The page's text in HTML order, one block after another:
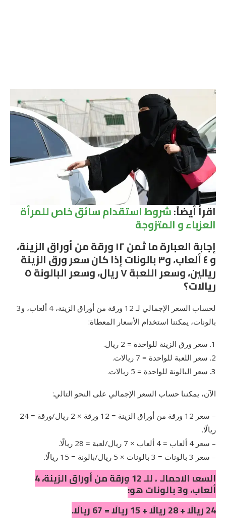
اقرأ أيضاً:شروط استقدام سائق خاص للمرأة
العزباء و المتزوجة
إجابة العبارة ما ثمن ١٢ ورقة من أوراق الزينة،
و ٤ ألعاب، و٣ بالونات إذا كان سعر ورق الزينة
ريالين، وسعر اللعبة ٧ ريال، وسعر البالونة ٥
ريالات؟
لحساب السعر الإجمالي لـ 12 ورقة من أوراق الزينة، 4 ألعاب، و3
بالونات، يمكننا استخدام الأسعار المعطاة:
1. سعر ورق الزينة للواحدة = 2 ريال.
2. سعر اللعبة للواحدة = 7 ريالات.
3. سعر البالونة للواحدة = 5 ريالات.
الآن، يمكننا حساب السعر الإجمالي على النحو التالي:
– سعر 12 ورقة من أوراق الزينة = 12 ورقة × 2 ريال/ورقة = 24
ريالًا.
– سعر 4 ألعاب = 4 ألعاب × 7 ريال/لعبة = 28 ريالًا.
– سعر 3 بالونات = 3 بالونات × 5 ريال/بالونة = 15 ريالًا.
السعر الإجمالي للـ 12 ورقة من أوراق الزينة، 4
ألعاب، و3 بالونات هو:
24 ريالًا + 28 ريالًا + 15 ريالًا = 67 ريالًا.